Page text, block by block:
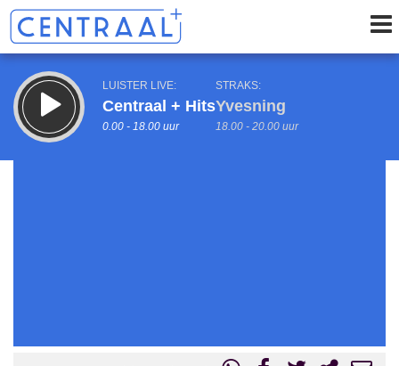
LUISTER LIVE:
Centraal + Hits
0.00 - 18.00 uur
STRAKS:
Yvesning
18.00 - 20.00 uur